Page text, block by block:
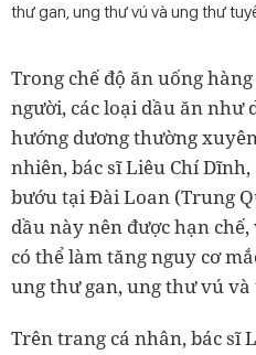
thư gan, ung thư vú và ung thư
Trong chế độ ăn uống
người, các loại dầu ăn như
hướng dương thường
nhiên, bác sĩ Liêu Chí
bướu tại Đài Loan (Trung
dầu này nên được hạn chế,
có thể làm tăng nguy cơ
ung thư gan, ung thư vú
Trên trang cá nhân, bác sĩ